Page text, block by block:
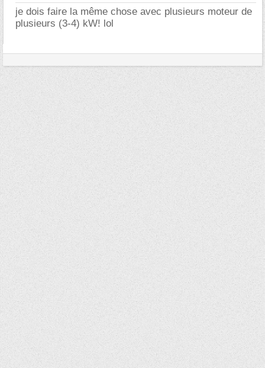
je dois faire la même chose avec plusieurs moteur de
plusieurs (3-4) kW! lol